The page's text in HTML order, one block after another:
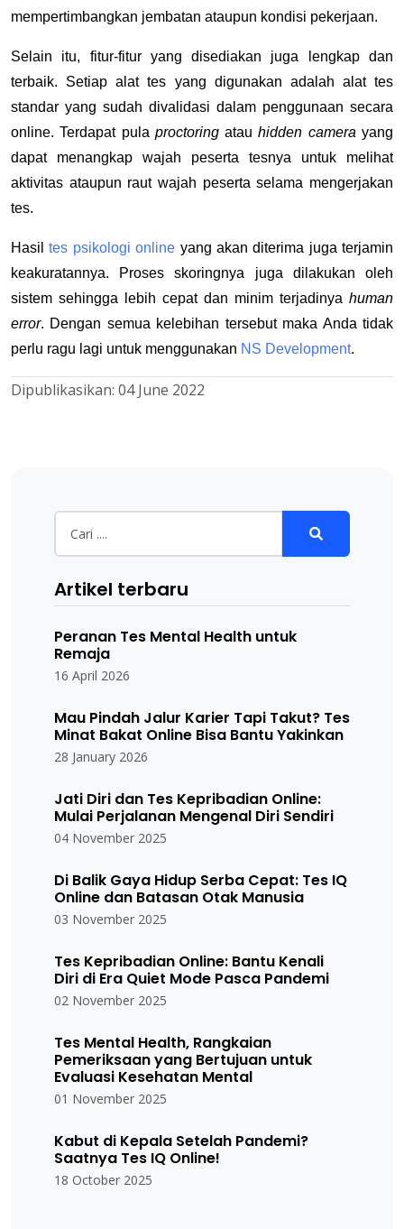
mempertimbangkan jembatan ataupun kondisi pekerjaan.
Selain itu, fitur-fitur yang disediakan juga lengkap dan
terbaik. Setiap alat tes yang digunakan adalah alat tes
standar yang sudah divalidasi dalam penggunaan secara
online. Terdapat pula proctoringatauhidden camera yang
dapat menangkap wajah peserta tesnya untuk melihat
aktivitas ataupun raut wajah peserta selama mengerjakan
tes.
Hasiltes psikologi online yang akan diterima juga terjamin
keakuratannya. Proses skoringnya juga dilakukan oleh
sistem sehingga lebih cepat dan minim terjadinya human
error. Dengan semua kelebihan tersebut maka Anda tidak
perlu ragu lagi untuk menggunakan NS Development.
Dipublikasikan: 04 June 2022
Artikel terbaru
Peranan Tes Mental Health untuk
Remaja
16 April 2026
Mau Pindah Jalur Karier Tapi Takut? Tes
Minat Bakat Online Bisa Bantu Yakinkan
28 January 2026
Jati Diri dan Tes Kepribadian Online:
Mulai Perjalanan Mengenal Diri Sendiri
04 November 2025
Di Balik Gaya Hidup Serba Cepat: Tes IQ
Online dan Batasan Otak Manusia
03 November 2025
Tes Kepribadian Online: Bantu Kenali
Diri di Era Quiet Mode Pasca Pandemi
02 November 2025
Tes Mental Health, Rangkaian
Pemeriksaan yang Bertujuan untuk
Evaluasi Kesehatan Mental
01 November 2025
Kabut di Kepala Setelah Pandemi?
Saatnya Tes IQ Online!
18 October 2025